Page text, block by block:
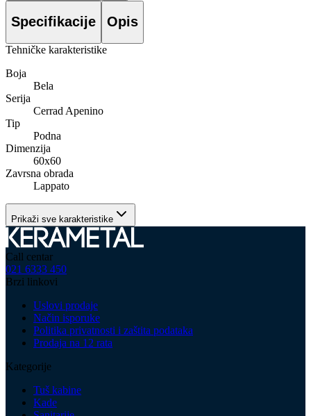
Specifikacije Opis
Tehničke karakteristike
Boja
Bela
Serija
Cerrad Apenino
Tip
Podna
Dimenzija
60x60
Zavrsna obrada
Lappato
Prikaži sve karakteristike
Call centar
021 6333 450
Brzi linkovi
Uslovi prodaje
Način isporuke
Politika privatnosti i zaštita podataka
Prodaja na 12 rata
Kategorije
Tuš kabine
Kade